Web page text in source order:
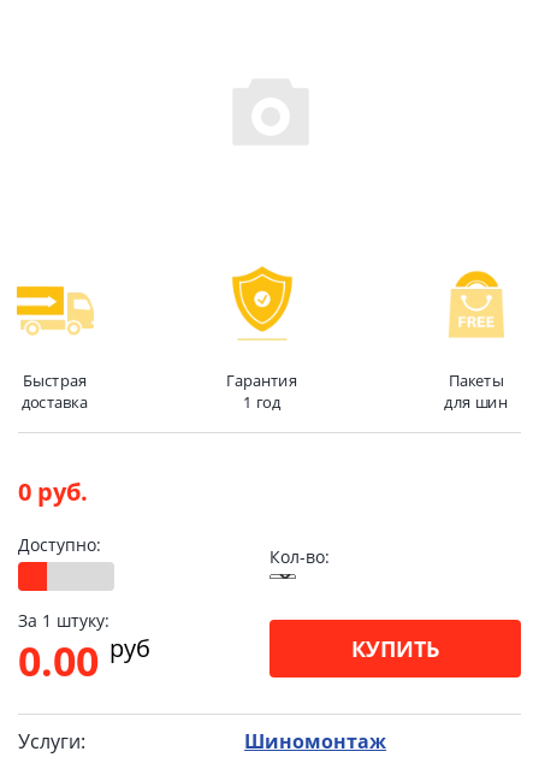
Быстрая
доставка
Гарантия
1 год
Пакеты
для шин
0 руб.
Доступно:
Кол-во:
За 1 штуку:
0.00 pуб КУПИТЬ
Услуги: Шиномонтаж